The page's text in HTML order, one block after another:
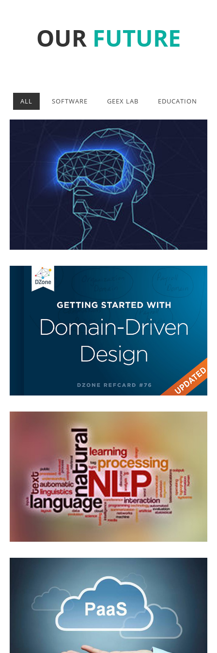
OUR FUTURE
ALL SOFTWARE GEEX LAB EDUCATION